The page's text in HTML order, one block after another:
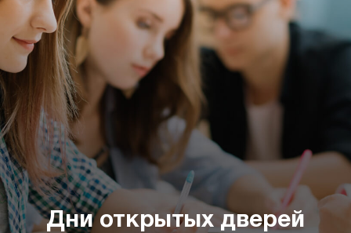
Дни открытых дверей